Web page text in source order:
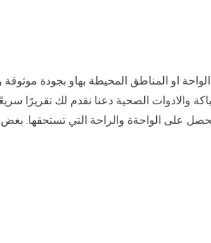
او المناطق المحيطة بهاو بجودة
والادوات الصحية دعنا نقدم لك تقريرًا
على الواحةة والراحة التي تستحقها.